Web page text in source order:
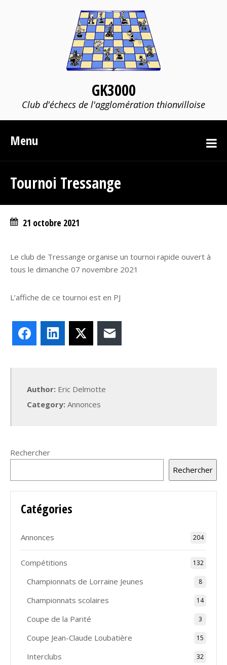
GK3000
Club d'échecs de l'agglomération thionvilloise
Menu
Tournoi Tressange
21 octobre 2021
Le club de Tressange organise un tournoi rapide ouvert à
tous le dimanche 07 novembre 2021
L’affiche de ce tournoi est en PJ
FacebookLinkedIn
Author: Eric Delmotte
Category: Annonces
Rechercher
Rechercher
Catégories
Annonces 204
Compétitions 132
Championnats de Lorraine Jeunes 8
Championnats scolaires 14
Coupe de la Parité 3
Coupe Jean-Claude Loubatière 15
Interclubs 32